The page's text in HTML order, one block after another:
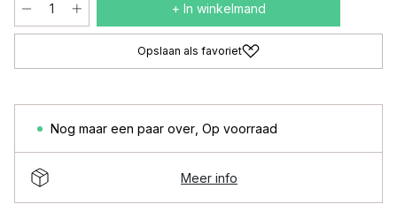
+ In winkelmand
Opslaan als favoriet
Nog maar een paar over Op voorraad
Meer info